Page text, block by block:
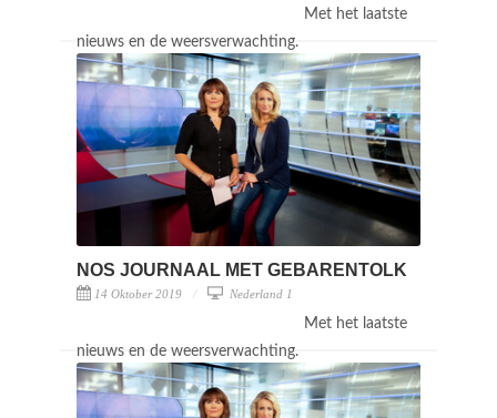
Met het laatste
nieuws en de weersverwachting.
NOS JOURNAAL MET GEBARENTOLK
14 Oktober 2019 Nederland 1
Met het laatste
nieuws en de weersverwachting.